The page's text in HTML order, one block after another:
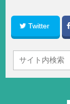
Twitter